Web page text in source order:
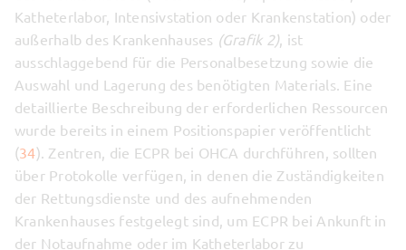
Katheterlabor, Intensivstation oder Krankenstation) oder
außerhalb des Krankenhauses (Grafik 2), ist
ausschlaggebend für die Personalbesetzung sowie die
Auswahl und Lagerung des benötigten Materials. Eine
detaillierte Beschreibung der erforderlichen Ressourcen
wurde bereits in einem Positionspapier veröffentlicht
(34). Zentren, die ECPR bei OHCA durchführen, sollten
über Protokolle verfügen, in denen die Zuständigkeiten
der Rettungsdienste und des aufnehmenden
Krankenhauses festgelegt sind, um ECPR bei Ankunft in
der Notaufnahme oder im Katheterlabor zu